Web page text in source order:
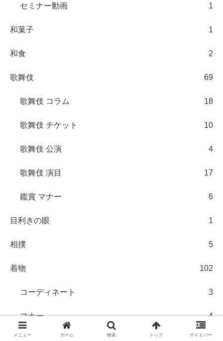
セミナー動画 1
和菓子 1
和食 2
歌舞伎 69
歌舞伎 コラム 18
歌舞伎 チケット 10
歌舞伎 公演 4
歌舞伎 演目 17
鑑賞 マナー 6
目利きの眼 1
相撲 5
着物 102
コーディネート 3
マナー 4
メニュー ホーム 検索 トップ サイドバー